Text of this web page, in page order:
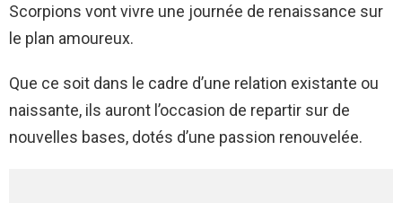
Scorpions vont vivre une journée de renaissance sur
le plan amoureux.
Que ce soit dans le cadre d’une relation existante ou
naissante, ils auront l’occasion de repartir sur de
nouvelles bases, dotés d’une passion renouvelée.